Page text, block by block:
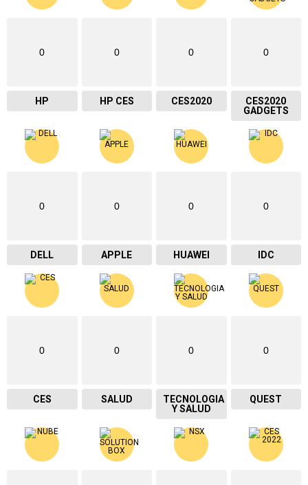
0
HP
0
HP CES
0
CES2020
0
CES2020
GADGETS
0
DELL
0
APPLE
0
HUAWEI
0
IDC
0
CES
0
SALUD
0
TECNOLOGIA
Y SALUD
0
QUEST